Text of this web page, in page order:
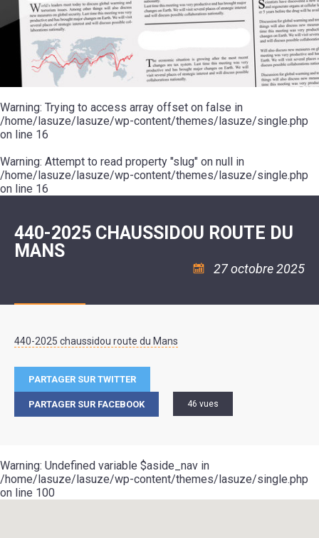
20ÈME
SIÈCLE
RÉUNIONS
DU
CONSEIL
MUNICIPAL
ARRÊTÉS
DÉCISIONS
MAIRE
MOT
DE
LA
MINORITÉ
LES
ÉCOLES
COLLÈGE
ESPACE
JEUNES
11
18
:
ASSOCIATION
COULÉE
DOUCE
ENVIRONNEMENT
L'EAU
L'ASSAINISSEMENT
RÉSIDENCE
AUTONOMIE
LE
CCAS
LA
POLICE
SÉCURITÉ
/
RISQUES
MAJEURS
MUSIQUE
L'ÉCOLE
COMMUNAUTAIRE
DANSE
PISCINE
ASSOCIATIONS
VOIE
VERTE
VISITES
DÉCOUVERTES
LES
RANDONNÉES
LE
POUR
CAMPING-
CARS
TENTES
CARAVANES
LA
HALTE
FLUVIALE
SUZE
Warning: Trying to access array offset on false in
/home/lasuze/lasuze/wp-content/themes/lasuze/single.php
on line 16
Warning: Attempt to read property "slug" on null in
/home/lasuze/lasuze/wp-content/themes/lasuze/single.php
on line 16
440-2025 CHAUSSIDOU ROUTE DU
MANS
27 octobre 2025
440-2025 chaussidou route du Mans
PARTAGER SUR TWITTER
PARTAGER SUR FACEBOOK 46 vues
Warning: Undefined variable $aside_nav in
/home/lasuze/lasuze/wp-content/themes/lasuze/single.php
on line 100